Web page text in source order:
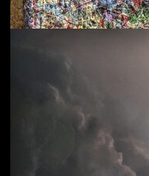
Time Heals Everything
Souled American